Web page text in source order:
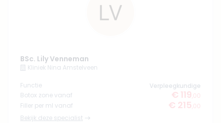
BSc. Lily Venneman
Kliniek Nina Amstelveen
Functie
Verpleegkundige
Botox zone vanaf
€ 119 ,00
Filler per ml vanaf
€ 215 ,00
Bekijk deze specialist